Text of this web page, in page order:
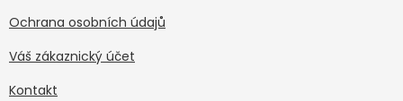
Ochrana osobních údajů
Váš zákaznický účet
Kontakt